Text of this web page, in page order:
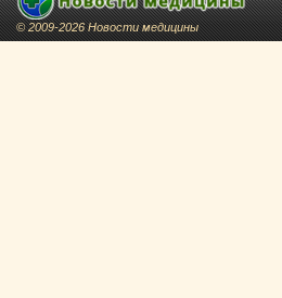
© 2009-2026 Новости медицины